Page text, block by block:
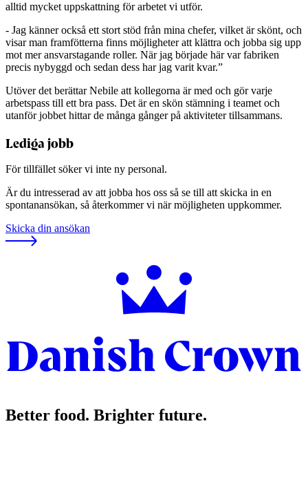
alltid mycket uppskattning för arbetet vi utför.
- Jag känner också ett stort stöd från mina chefer, vilket är skönt, och
visar man framfötterna finns möjligheter att klättra och jobba sig upp
mot mer ansvarstagande roller. När jag började här var fabriken
precis nybyggd och sedan dess har jag varit kvar.”
Utöver det berättar Nebile att kollegorna är med och gör varje
arbetspass till ett bra pass. Det är en skön stämning i teamet och
utanför jobbet hittar de många gånger på aktiviteter tillsammans.
Lediga jobb
För tillfället söker vi inte ny personal.
Är du intresserad av att jobba hos oss så se till att skicka in en
spontanansökan, så återkommer vi när möjligheten uppkommer.
Skicka din ansökan
Better food. Brighter future.